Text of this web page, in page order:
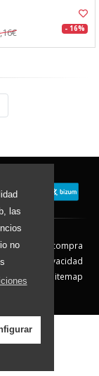
las
no
- 16%
de compra
de Privacidad
Sitemap